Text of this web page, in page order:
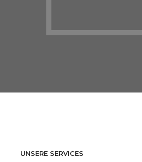
UNSERE SERVICES